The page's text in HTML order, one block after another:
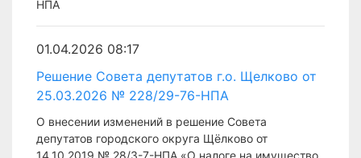
НПА
01.04.2026 08:17
Решение Совета депутатов г.о. Щелково от
25.03.2026 № 228/29-76-НПА
О внесении изменений в решение Совета
депутатов городского округа Щёлково от
14.10.2019 № 28/3-7-НПА «О налоге на имущество